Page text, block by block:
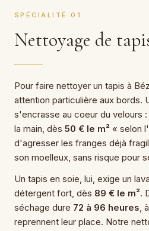
SPÉCIALITÉ 01
Nettoyage de
Pour faire nettoyer un tapis à
attention particulière aux bords.
s'encrasse au coeur du velours
la main, dès 50 € le m² « selon
d'agresser les franges déjà
son moelleux, sans risque pour
Un tapis en soie, lui, exige un
détergent fort, dès 89 € le m².
séchage dure 72 à 96 heures ,
reprennent leur place. Notre